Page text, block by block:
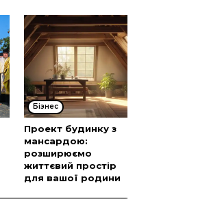
Бізнес
Проект будинку з
мансардою:
розширюємо
життєвий простір
для вашої родини